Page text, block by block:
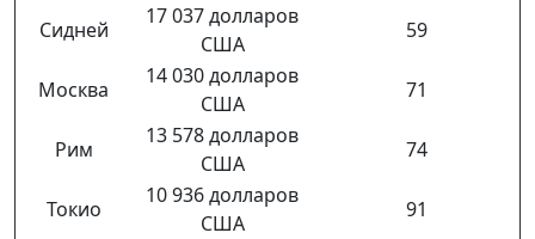
Сидней
17 037 долларов
США
59
Москва
14 030 долларов
США
71
Рим
13 578 долларов
США
74
Токио
10 936 долларов
США
91